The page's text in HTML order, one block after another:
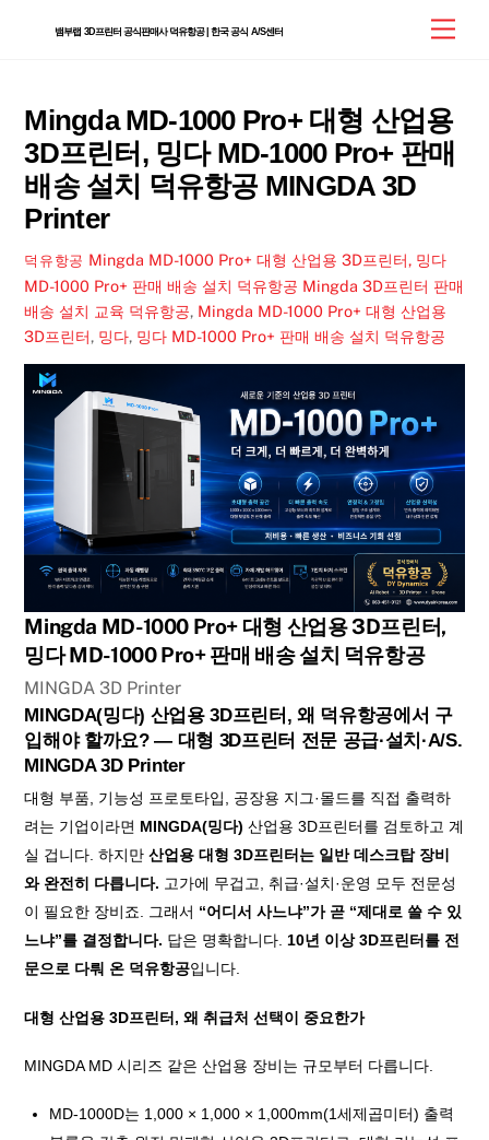
뱀부랩 3D프린터 공식판매사 덕유항공 | 한국 공식 A/S센터
Mingda MD-1000 Pro+ 대형 산업용
3D프린터, 밍다 MD-1000 Pro+ 판매
배송 설치 덕유항공 MINGDA 3D
Printer
덕유항공 Mingda MD-1000 Pro+ 대형 산업용 3D프린터, 밍다
MD-1000 Pro+ 판매 배송 설치 덕유항공 Mingda 3D프린터 판매
배송 설치 교육 덕유항공, Mingda MD-1000 Pro+ 대형 산업용
3D프린터, 밍다, 밍다 MD-1000 Pro+ 판매 배송 설치 덕유항공
Mingda MD-1000 Pro+ 대형 산업용 3D프린터,
밍다 MD-1000 Pro+ 판매 배송 설치 덕유항공
MINGDA 3D Printer
MINGDA(밍다) 산업용 3D프린터, 왜 덕유항공에서 구
입해야 할까요? — 대형 3D프린터 전문 공급·설치·A/S.
MINGDA 3D Printer
대형 부품, 기능성 프로토타입, 공장용 지그·몰드를 직접 출력하
려는 기업이라면 MINGDA(밍다) 산업용 3D프린터를 검토하고 계
실 겁니다. 하지만산업용 대형 3D프린터는 일반 데스크탑 장비
와 완전히 다릅니다. 고가에 무겁고, 취급·설치·운영 모두 전문성
이 필요한 장비죠. 그래서 “어디서 사느냐”가 곧 “제대로 쓸 수 있
느냐”를 결정합니다. 답은 명확합니다.10년 이상 3D프린터를 전
문으로 다뤄 온 덕유항공입니다.
대형 산업용 3D프린터, 왜 취급처 선택이 중요한가
MINGDA MD 시리즈 같은 산업용 장비는 규모부터 다릅니다.
MD-1000D는 1,000 × 1,000 × 1,000mm(1세제곱미터) 출력